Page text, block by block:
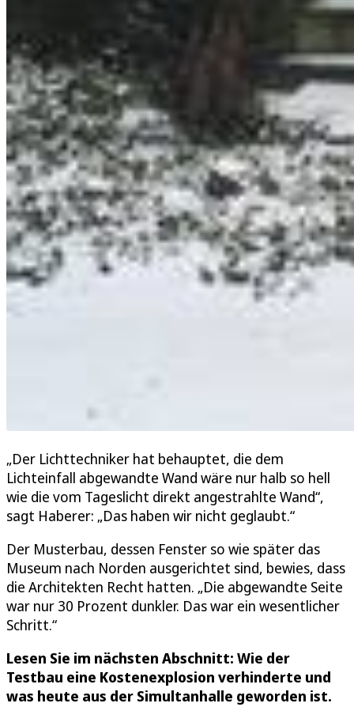
„Der Lichttechniker hat behauptet, die dem
Lichteinfall abgewandte Wand wäre nur halb so hell
wie die vom Tageslicht direkt angestrahlte Wand“,
sagt Haberer: „Das haben wir nicht geglaubt.“
Der Musterbau, dessen Fenster so wie später das
Museum nach Norden ausgerichtet sind, bewies, dass
die Architekten Recht hatten. „Die abgewandte Seite
war nur 30 Prozent dunkler. Das war ein wesentlicher
Schritt.“
Lesen Sie im nächsten Abschnitt: Wie der
Testbau eine Kostenexplosion verhinderte und
was heute aus der Simultanhalle geworden ist.